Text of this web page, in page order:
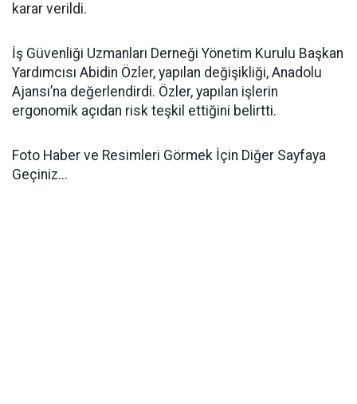
karar verildi.
İş Güvenliği Uzmanları Derneği Yönetim Kurulu Başkan
Yardımcısı Abidin Özler, yapılan değişikliği, Anadolu
Ajansı’na değerlendirdi. Özler, yapılan işlerin
ergonomik açıdan risk teşkil ettiğini belirtti.
Foto Haber ve Resimleri Görmek İçin Diğer Sayfaya
Geçiniz...